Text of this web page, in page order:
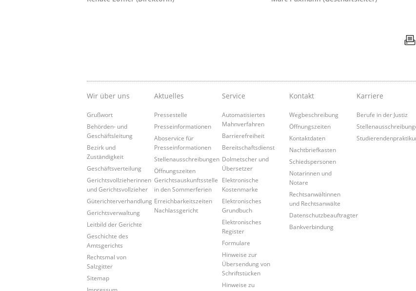
Wir über uns
Grußwort
Behörden- und
Geschäftsleitung
Bezirk und
Zuständigkeit
Geschäftsverteilung
Gerichtsvollzieherinnen
und Gerichtsvollzieher
Güterichterverhandlung
Gerichtsverwaltung
Leitbild der Gerichte
Geschichte des
Amtsgerichts
Rechtsmal von
Salzgitter
Sitemap
Impressum
Aktuelles
Pressestelle
Presseinformationen
Aboservice für
Presseinformationen
Stellenausschreibungen
Öffnungszeiten
Gerichtsauskunftsstelle
in den Sommerferien
Erreichbarkeitszeiten
Nachlassgericht
Service
Automatisiertes
Mahnverfahren
Barrierefreiheit
Bereitschaftsdienst
Dolmetscher und
Übersetzer
Elektronische
Kostenmarke
Elektronisches
Grundbuch
Elektronisches
Register
Formulare
Hinweise zur
Übersendung von
Schriftstücken
Hinweise zu
Kontakt
Wegbeschreibung
Öffnungszeiten
Kontaktdaten
Nachtbriefkasten
Schiedspersonen
Notarinnen und
Notare
Rechtsanwältinnen
und Rechtsanwälte
Datenschutzbeauftragter
Bankverbindung
Karriere
Berufe in der Justiz